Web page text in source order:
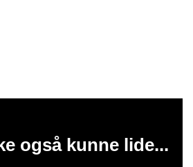
også kunne lide...